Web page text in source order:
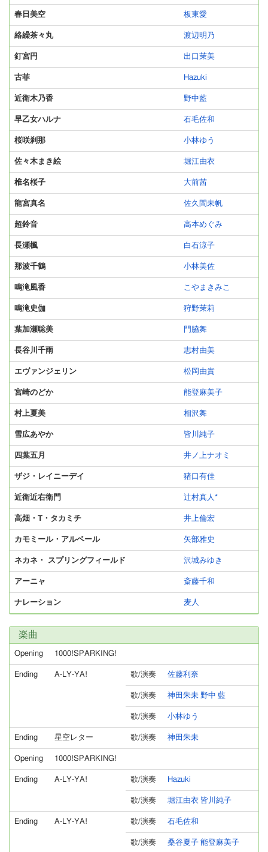
春日美空 板東愛
絡繰茶々丸 渡辺明乃
釘宮円 出口茉美
古菲 Hazuki
近衛木乃香 野中藍
早乙女ハルナ 石毛佐和
桜咲刹那 小林ゆう
佐々木まき絵 堀江由衣
椎名桜子 大前茜
龍宮真名 佐久間未帆
超鈴音 高本めぐみ
長瀬楓 白石涼子
那波千鶴 小林美佐
鳴滝風香 こやまきみこ
鳴滝史伽 狩野茉莉
葉加瀬聡美 門脇舞
長谷川千雨 志村由美
エヴァンジェリン 松岡由貴
宮崎のどか 能登麻美子
村上夏美 相沢舞
雪広あやか 皆川純子
四葉五月 井ノ上ナオミ
ザジ・レイニーデイ 猪口有佳
近衛近右衛門 辻村真人*
高畑・T・タカミチ 井上倫宏
カモミール・アルベール 矢部雅史
ネカネ・ スプリングフィールド 沢城みゆき
アーニャ 斎藤千和
ナレーション 麦人
楽曲
Opening 1000!SPARKING!
Ending A-LY-YA! 歌/演奏 佐藤利奈
歌/演奏 神田朱未 野中 藍
歌/演奏 小林ゆう
Ending 星空レター 歌/演奏 神田朱未
Opening 1000!SPARKING!
Ending A-LY-YA! 歌/演奏 Hazuki
歌/演奏 堀江由衣 皆川純子
Ending A-LY-YA! 歌/演奏 石毛佐和
歌/演奏 桑谷夏子 能登麻美子